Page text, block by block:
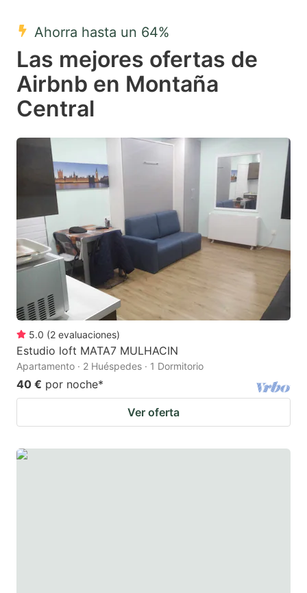
key
to
get
the
keyboard
shortcuts
for
changing
dates.
to
get
shortcuts
changing
dates.
Ahorra hasta un 64%
Las mejores ofertas de
Airbnb en Montaña
Central
5.0 (2 evaluaciones)
Estudio loft MATA7 MULHACIN
Apartamento · 2 Huéspedes · 1 Dormitorio
40 € por noche*
Ver oferta